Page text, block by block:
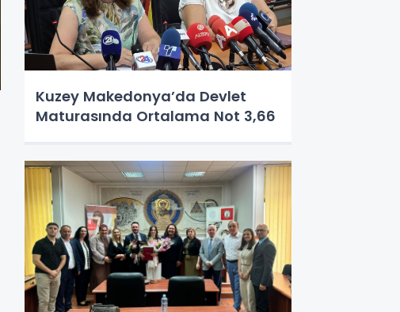
Kuzey Makedonya’da Devlet
Maturasında Ortalama Not 3,66